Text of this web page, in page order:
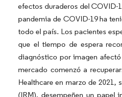
efectos duraderos del COVID-
pandemia de COVID-19 ha
todo el país. Los pacientes
que el tiempo de espera
diagnóstico por imagen
mercado comenzó a
Healthcare en marzo de
(IRM), desempeñen un papel